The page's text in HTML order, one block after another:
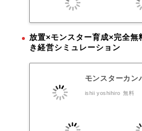
放置×モンスター育成×完全
き経営シミュレーション
モンスターカン
ishii yoshihiro 無料